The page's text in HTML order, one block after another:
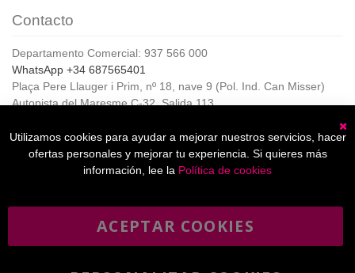
Contacto
Departamento Comercial: 937 566 000
WhatsApp +34 687565401
Plaça Pere Llauger i Prim, nº 18, nave 9 (Pol. Ind. Can Misser)
Autopista del Maresme C-32, Salida 113
Horario de Atención al cliente:
De lunes a jueves de 8:00 a 17:00,
Viernes de 8:00 a 15:00
informativo
Utilizamos cookies para ayudar a mejorar nuestros servicios, hacer
ofertas personales y mejorar tu experiencia. Si quieres más
información, lee la Política de cookies
ACEPTAR COOKIES